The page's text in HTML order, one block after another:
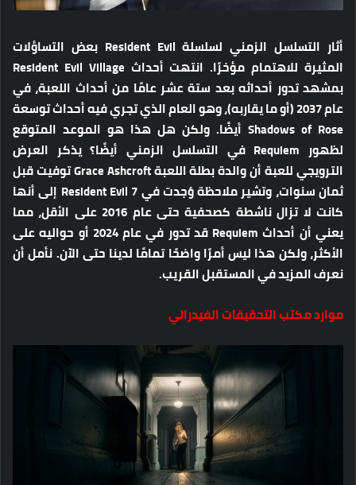
أثار التسلسل الزمني لسلسلة Resident Evil بعض التساؤلات
المثيرة للاهتمام مؤخرًا. انتهت أحداث Resident Evil Village
بمشهد تدور أحداثه بعد ستة عشر عامًا من أحداث اللعبة، في
عام 2037 (أو ما يقاربه)، وهو العام الذي تجري فيه أحداث توسعة
Shadows of Rose أيضًا. ولكن هل هذا هو الموعد المتوقع
لظهور Requiem في التسلسل الزمني أيضًا؟ يذكر العرض
الترويجي للعبة أن والدة بطلة اللعبة Grace Ashcroft توفيت قبل
ثمان سنوات، وتشير ملاحظة وُجدت في Resident Evil 7 إلى أنها
كانت لا تزال ناشطة كصحفية حتى عام 2016 على الأقل، مما
يعني أن أحداث Requiem قد تدور في عام 2024 أو حواليه على
الأكثر، ولكن هذا ليس أمرًا واضحًا تمامًا لدينا حتى الآن. نأمل أن
نعرف المزيد في المستقبل القريب.
موارد مكتب التحقيقات الفيدرالي